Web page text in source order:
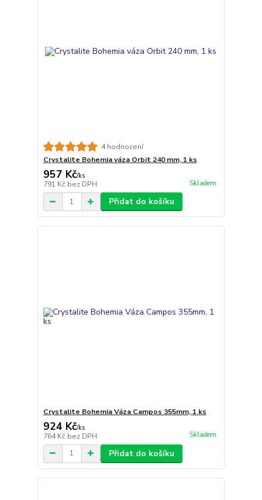
4 hodnocení
Crystalite Bohemia váza Orbit 240 mm, 1 ks
957 Kč/ks
791 Kč bez DPH Skladem
Přidat do košíku
Crystalite Bohemia Váza Campos 355mm, 1 ks
924 Kč/ks
764 Kč bez DPH Skladem
Přidat do košíku